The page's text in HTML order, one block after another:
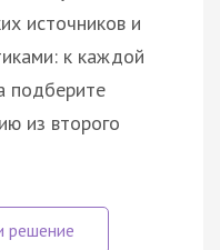
источников и
к каждой
подберите
из второго